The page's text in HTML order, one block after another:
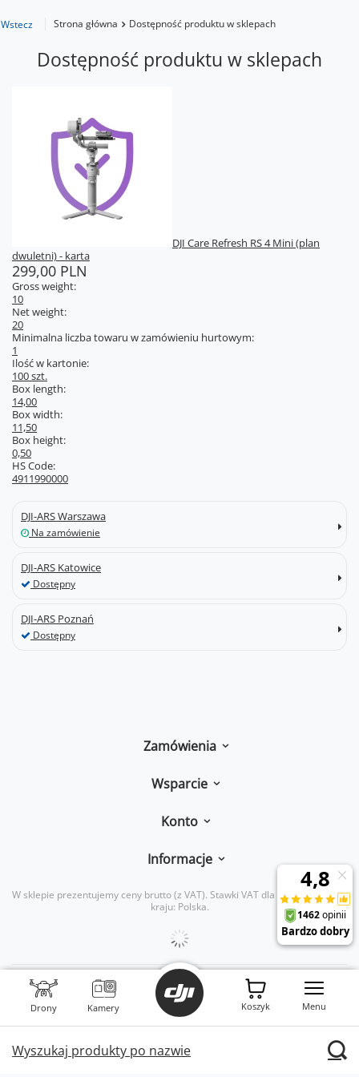
Drony Kamery
Wyszukaj produkty po nazwie
Koszyk Menu
Wstecz Strona główna Dostępność produktu w sklepach
Dostępność produktu w sklepach
DJI Care Refresh RS 4 Mini (plan
dwuletni) - karta
299,00 PLN
Gross weight:
10
Net weight:
20
Minimalna liczba towaru w zamówieniu hurtowym:
1
Ilość w kartonie:
100 szt.
Box length:
14,00
Box width:
11,50
Box height:
0,50
HS Code:
4911990000
DJI-ARS Warszawa
Na zamówienie
DJI-ARS Katowice
Dostępny
DJI-ARS Poznań
Dostępny
Zamówienia
Wsparcie
Konto
Informacje
W sklepie prezentujemy ceny brutto (z VAT). Stawki VAT dla konsumentów z
kraju: Polska.
INNPRO Robert Błędowski sp. z o. o., Rudzka 65c,44-200
Rybnik
mail:kontakt@dji-ars.pl | telefon:734 734 920
|
NIP:PL6423234719 | KRS:0000944160